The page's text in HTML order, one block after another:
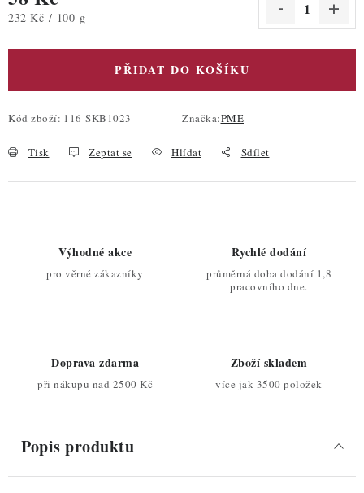
Měrná cena:
232 Kč / 100 g
PŘIDAT DO KOŠÍKU
Kód zboží: 116-SKB1023 Značka:PME
Tisk Zeptat se Hlídat Sdílet
Výhodné akce
pro věrné zákazníky
Rychlé dodání
průměrná doba dodání 1,8
pracovního dne.
Doprava zdarma
při nákupu nad 2500 Kč
Zboží skladem
více jak 3500 položek
Popis produktu